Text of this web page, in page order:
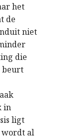
het
de
niet
die
beurt
in
ligt
wordt al